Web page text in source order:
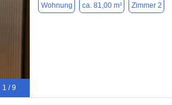
1 / 9
Wohnung ca. 81,00 m² Zimmer 2